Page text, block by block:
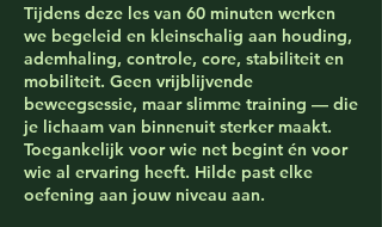
Tijdens deze les van 60 minuten werken
we begeleid en kleinschalig aan houding,
ademhaling, controle, core, stabiliteit en
mobiliteit. Geen vrijblijvende
beweegsessie, maar slimme training — die
je lichaam van binnenuit sterker maakt.
Toegankelijk voor wie net begint én voor
wie al ervaring heeft. Hilde past elke
oefening aan jouw niveau aan.